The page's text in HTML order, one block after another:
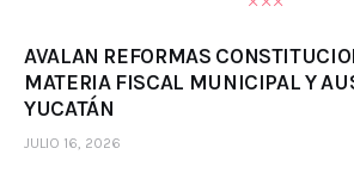
AVALAN REFORMAS
MATERIA FISCAL MUNICIPAL Y
YUCATÁN
JULIO 16, 2026